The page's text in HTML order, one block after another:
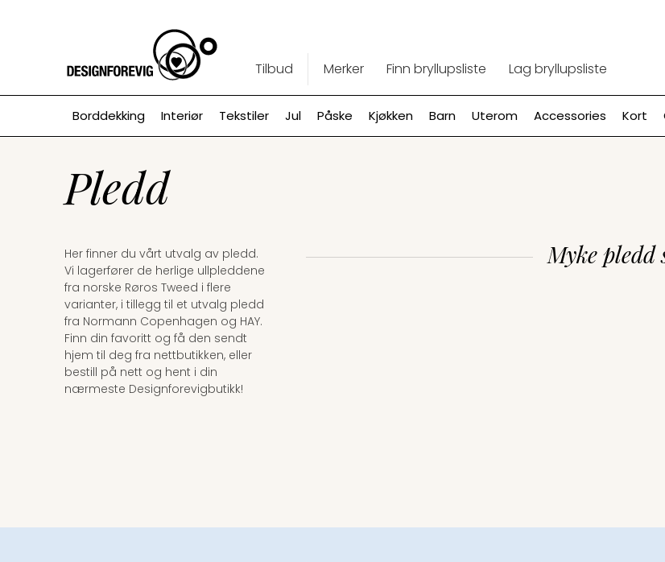
Tilbud Merker Finn bryllupsliste Lag bryllupsliste
Borddekking Interiør Tekstiler Jul Påske Kjøkken Barn Uterom Accessories Kort
Pledd
Her finner du vårt utvalg av pledd.
Vi lagerfører de herlige ullpleddene
fra norske Røros Tweed i flere
varianter, i tillegg til et utvalg pledd
fra Normann Copenhagen og HAY.
Finn din favoritt og få den sendt
hjem til deg fra nettbutikken, eller
bestill på nett og hent i din
nærmeste Designforevigbutikk!
Myke